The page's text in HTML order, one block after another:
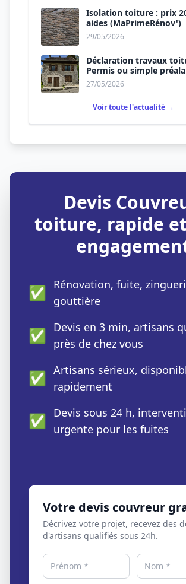
Isolation toiture : prix
aides (MaPrimeRénov')
29/05/2026
Déclaration travaux
Permis ou simple
27/05/2026
Voir toute l'actualité →
Devis
toiture, rapide
✅ Rénovation, fuite,
gouttière
✅ Devis en 3 min, artisans
près de chez vous
✅ Artisans sérieux,
rapidement
✅ Devis sous 24 h,
urgente pour les fuites
Votre devis couvreur
Décrivez votre projet, recevez des
d'artisans qualifiés sous 24h.